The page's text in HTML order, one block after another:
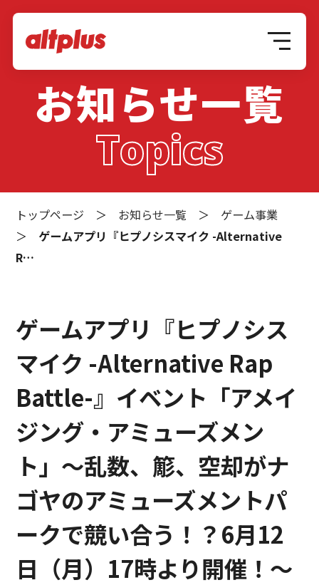
お知らせ一覧
Topics
トップページ ＞ お知らせ一覧 ＞ ゲーム事業
＞ ゲームアプリ『ヒプノシスマイク -Alternative
R…
ゲームアプリ『ヒプノシス
マイク -Alternative Rap
Battle-』イベント「アメイ
ジング・アミューズメン
ト」～乱数、簓、空却がナ
ゴヤのアミューズメントパ
ークで競い合う！？6月12
日（月）17時より開催！～